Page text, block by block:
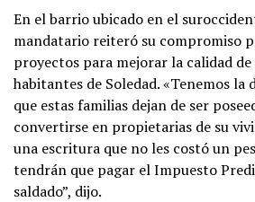
En el barrio ubicado en el
mandatario reiteró su compromiso
proyectos para mejorar la calidad de
habitantes de Soledad. «Tenemos la
que estas familias dejan de ser
convertirse en propietarias de su
una escritura que no les costó un
tendrán que pagar el Impuesto
saldado”, dijo.